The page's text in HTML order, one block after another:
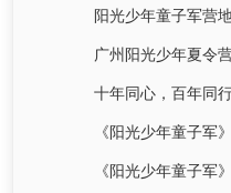
阳光少年童子军营
广州阳光少年夏令
十年同心，百年同行
《阳光少年童子军
《阳光少年童子军